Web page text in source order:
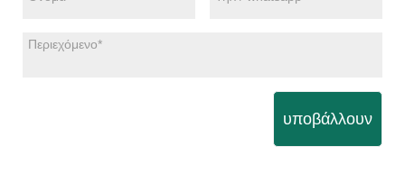
υποβάλλουν